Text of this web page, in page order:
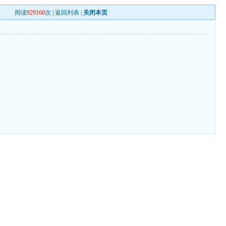
阅读929160次 |返回列表 关闭本页